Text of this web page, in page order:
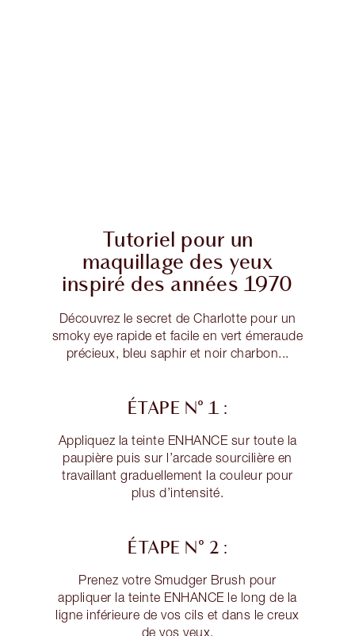
Tutoriel pour un
maquillage des yeux
inspiré des années 1970
Découvrez le secret de Charlotte pour un
smoky eye rapide et facile en vert émeraude
précieux, bleu saphir et noir charbon...
ÉTAPE N° 1 :
Appliquez la teinte ENHANCE sur toute la
paupière puis sur l’arcade sourcilière en
travaillant graduellement la couleur pour
plus d’intensité.
ÉTAPE N° 2 :
Prenez votre Smudger Brush pour
appliquer la teinte ENHANCE le long de la
ligne inférieure de vos cils et dans le creux
de vos yeux.